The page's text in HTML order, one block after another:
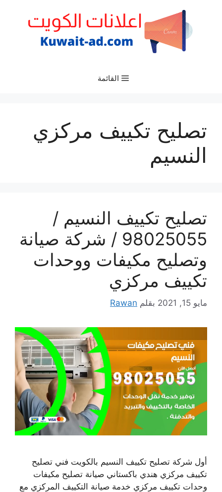
القائمة
تصليح تكييف مركزي
النسيم
تصليح تكييف النسيم /
98025055 / شركة صيانة
وتصليح مكيفات ووحدات
تكييف مركزي
مايو 15, 2021 بقلم Rawan
أول شركة تصليح تكييف النسيم بالكويت فني تصليح
تكييف مركزي هندي باكستاني صيانة تصليح مكيفات
وحدات تكييف مركزي خدمة صيانة التكييف المركزي مع